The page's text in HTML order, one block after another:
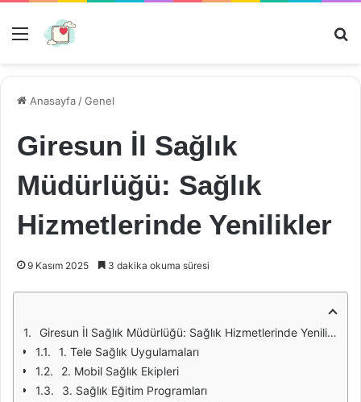
Menü
Anasayfa /Genel
Giresun İl Sağlık
Müdürlüğü: Sağlık
Hizmetlerinde Yenilikler
9 Kasım 2025 3 dakika okuma süresi
Giresun İl Sağlık Müdürlüğü: Sağlık Hizmetlerinde Yenilikler
1. Tele Sağlık Uygulamaları
2. Mobil Sağlık Ekipleri
3. Sağlık Eğitim Programları